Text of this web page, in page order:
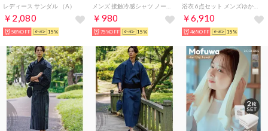
レディース サンダル （A）
￥2,080
58%OFF 15%
￥980
75%OFF 15%
浴衣 6点セット メンズゆかたセット 夏祭り 花火大会 （F）
￥6,910
46%OFF 15%